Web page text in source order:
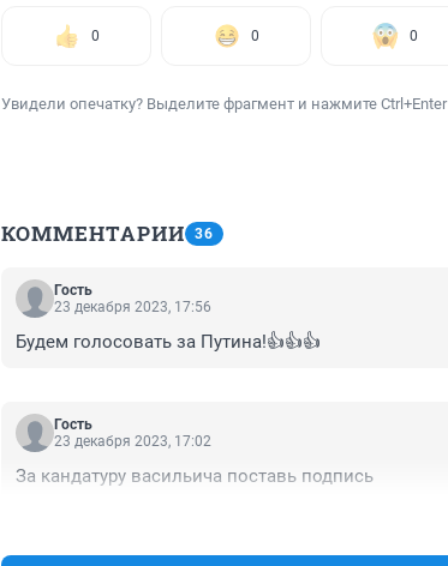
0 0 0
Увидели опечатку? Выделите фрагмент и нажмите Ctrl+Enter
КОММЕНТАРИИ 36
Гость
23 декабря 2023, 17:56
Будем голосовать за Путина!👍👍👍
Гость
23 декабря 2023, 17:02
За кандатуру васильича поставь подпись